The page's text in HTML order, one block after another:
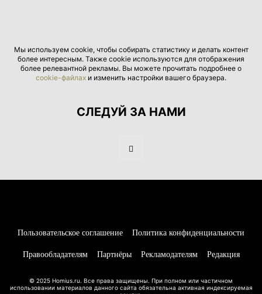
Мы используем cookie, чтобы собирать статистику и делать контент
более интересным. Также cookie используются для отображения
более релевантной рекламы. Вы можете прочитать подробнее о
cookie-файлах и изменить настройки вашего браузера.
СЛЕДУЙ ЗА НАМИ
Пользовательское соглашение Политика конфиденциальности
Правообладателям Партнёры Рекламодателям Редакция
© 2025 Homius.ru. Все права защищены. При полном или частичном
использовании материалов данного сайта обязательна активная индексируемая